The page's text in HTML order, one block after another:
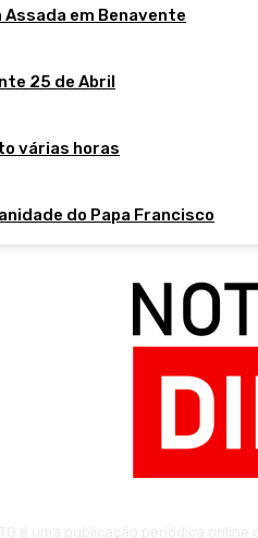
em Benavente
25 de Abril
várias horas
do Papa Francisco